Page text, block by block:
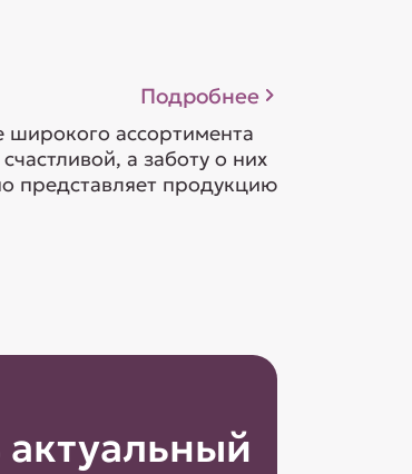
Подробнее
широкого ассортимента
а заботу о них
представляет продукцию